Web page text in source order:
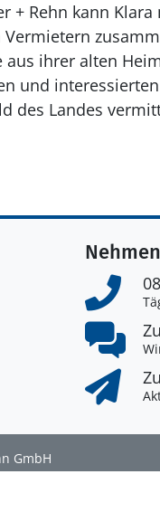
+ Rehn kann
aus ihrer alten
und
des Landes
GmbH